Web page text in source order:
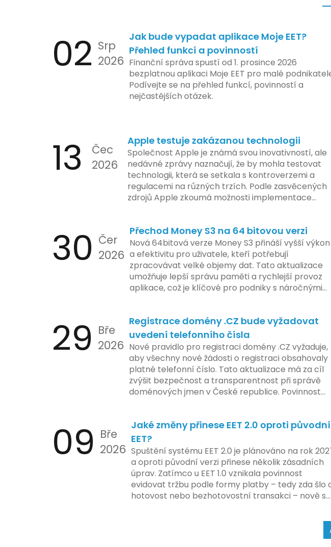
02 Srp
2026
Jak bude vypadat aplikace Moje EET?
Přehled funkcí a povinností
Finanční správa spustí od 1. prosince 2026
bezplatnou aplikaci Moje EET pro malé
Podívejte se na přehled funkcí, povinností a
nejčastějších otázek.
13
Čec
2026
Apple testuje zakázanou technologii
Společnost Apple je známá svou inovativností, ale
nedávné zprávy naznačují, že by mohla testovat
technologii, která se setkala s kontroverzemi a
regulacemi na různých trzích. Podle zasvěcených
zdrojů Apple zkoumá možnosti implementace
se zaměřuje na pokročilé sledování uživatelských
aktivit, což vyvolalo obavy ohledně soukromí a
ochrany dat uživatelů. Zatímco Apple tvrdí, že
veškeré jejich inovace kladou důraz na bezpečnost
a ochranu spotřebitelů, regulační orgány různých
zemí jsou na pozoru a sledují vývoj celého případu
časové ose zavedení této technologie.
30 Čer
2026
Přechod Money S3 na 64 bitovou verzi
Nová 64bitová verze Money S3 přináší vyšší výkon
a efektivitu pro uživatele, kteří potřebují
zpracovávat velké objemy dat. Tato aktualizace
umožňuje lepší správu paměti a rychlejší provoz
aplikace, což je klíčové pro podniky s náročnými
29 Bře
2026
Registrace domény .CZ bude vyžadovat
uvedení telefonního čísla
Nové pravidlo pro registraci domény .CZ vyžaduje,
aby všechny nové žádosti o registraci obsahovaly
platné telefonní číslo. Tato aktualizace má za cíl
zvýšit bezpečnost a transparentnost při správě
doménových jmen v České republice. Povinnost
stávající majitele domén při aktualizaci jejich údajů.
09 Bře
2026
Jaké změny přinese EET 2.0 oproti původní
EET?
Spuštění systému EET 2.0 je plánováno na rok
a oproti původní verzi přinese několik zásadních
úprav. Zatímco u EET 1.0 vznikala povinnost
evidovat tržbu podle formy platby – tedy zda šlo
hotovost nebo bezhotovostní transakci – nově se